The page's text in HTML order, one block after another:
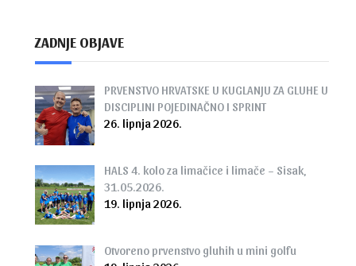
ZADNJE OBJAVE
PRVENSTVO HRVATSKE U KUGLANJU ZA GLUHE U
DISCIPLINI POJEDINAČNO I SPRINT
26. lipnja 2026.
HALS 4. kolo za limačice i limače – Sisak,
31.05.2026.
19. lipnja 2026.
Otvoreno prvenstvo gluhih u mini golfu